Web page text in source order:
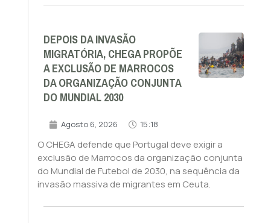
DEPOIS DA INVASÃO
MIGRATÓRIA, CHEGA PROPÕE
A EXCLUSÃO DE MARROCOS
DA ORGANIZAÇÃO CONJUNTA
DO MUNDIAL 2030
Agosto 6, 2026 15:18
O CHEGA defende que Portugal deve exigir a
exclusão de Marrocos da organização conjunta
do Mundial de Futebol de 2030, na sequência da
invasão massiva de migrantes em Ceuta.